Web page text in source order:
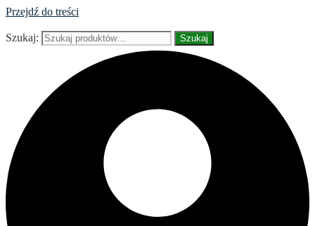
Przejdź do treści
Szukaj: Szukaj